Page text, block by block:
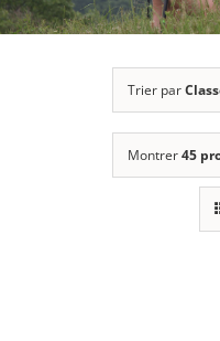
Trier par
Montrer45